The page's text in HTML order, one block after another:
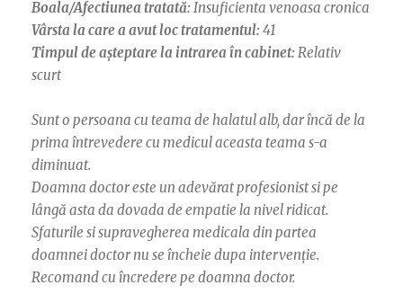
Boala/Afectiunea tratată: Insuficienta venoasa cronica
Vârsta la care a avut loc tratamentul: 41
Timpul de așteptare la intrarea în cabinet: Relativ
scurt
Sunt o persoana cu teama de halatul alb, dar încă de la
prima întrevedere cu medicul aceasta teama s-a
diminuat.
Doamna doctor este un adevărat profesionist si pe
lângă asta da dovada de empatie la nivel ridicat.
Sfaturile si supravegherea medicala din partea
doamnei doctor nu se încheie dupa intervenție.
Recomand cu încredere pe doamna doctor.